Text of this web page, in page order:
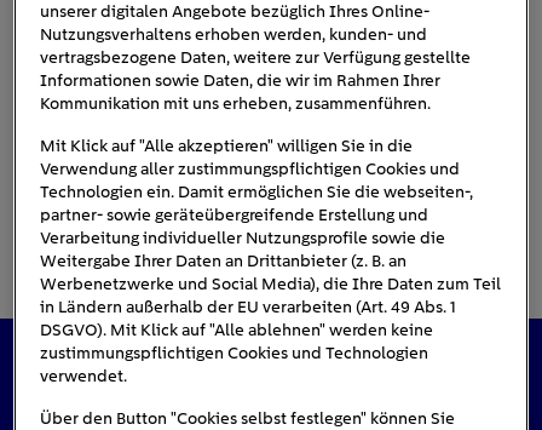
unserer digitalen Angebote bezüglich Ihres Online-
Nutzungsverhaltens erhoben werden, kunden- und
vertragsbezogene Daten, weitere zur Verfügung gestellte
Informationen sowie Daten, die wir im Rahmen Ihrer
Kommunikation mit uns erheben, zusammenführen.
Mit Klick auf "Alle akzeptieren" willigen Sie in die
Verwendung aller zustimmungspflichtigen Cookies und
Technologien ein. Damit ermöglichen Sie die webseiten-,
partner- sowie geräteübergreifende Erstellung und
Verarbeitung individueller Nutzungsprofile sowie die
Weitergabe Ihrer Daten an Drittanbieter (z. B. an
Werbenetzwerke und Social Media), die Ihre Daten zum Teil
in Ländern außerhalb der EU verarbeiten (Art. 49 Abs. 1
DSGVO). Mit Klick auf "Alle ablehnen" werden keine
zustimmungspflichtigen Cookies und Technologien
verwendet.
Über den Button "Cookies selbst festlegen" können Sie